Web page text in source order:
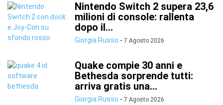
Nintendo Switch 2 supera 23,6
milioni di console: rallenta
dopo il...
Giorgia Russo - 7 Agosto 2026
Quake compie 30 anni e
Bethesda sorprende tutti:
arriva gratis una...
Giorgia Russo - 7 Agosto 2026